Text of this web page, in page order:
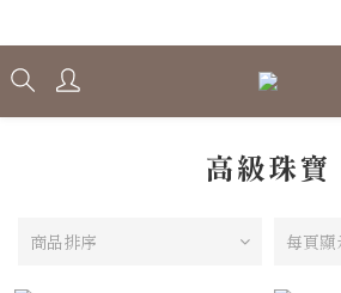
高級珠寶
商品排序 每頁顯